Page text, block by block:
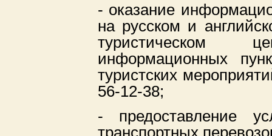
- оказание
на русском и
туристическом
информационных
туристских
56-12-38;
- предоставление
транспортных